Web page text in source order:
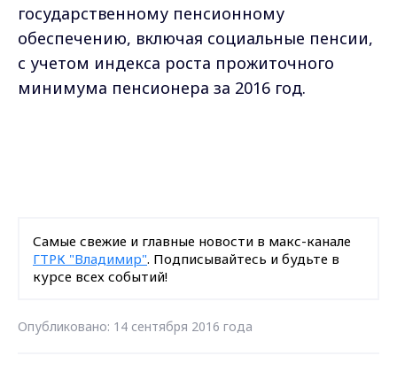
государственному пенсионному
обеспечению, включая социальные пенсии,
с учетом индекса роста прожиточного
минимума пенсионера за 2016 год.
Самые свежие и главные новости в макс-канале
ГТРК "Владимир". Подписывайтесь и будьте в
курсе всех событий!
Опубликовано: 14 сентября 2016 года